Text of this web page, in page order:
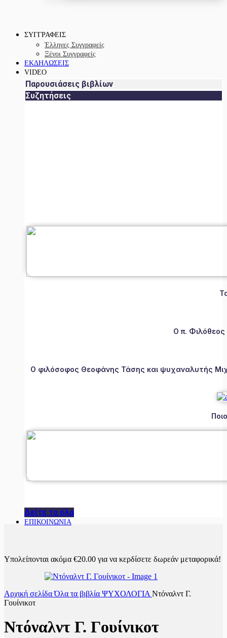
ΣΥΓΓΡΑΦΕΙΣ
Έλληνες Συγγραφείς
Ξένοι Συγγραφείς
ΕΚΔΗΛΩΣΕΙΣ
VIDEO
Παρουσιάσεις βιβλίων
Συζητήσεις
Ο π.
Ο φιλόσοφος Θεοφάνης Τάσης και ψυχαναλυτής
Δείτε τα όλα
ΕΠΙΚΟΙΝΩΝΙΑ
Υπολείπονται ακόμα €20.00 για να κερδίσετε δωρεάν μεταφορικά!
Αρχική σελίδαΌλα τα βιβλία ΨΥΧΟΛΟΓΙΑ Ντόναλντ Γ.
Γουίνικοτ
Ντόναλντ Γ. Γουίνικοτ